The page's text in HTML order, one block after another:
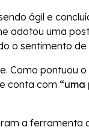
ágil e
adotou uma
o sentimento
pontuou o
conta com “uma
a ferramenta